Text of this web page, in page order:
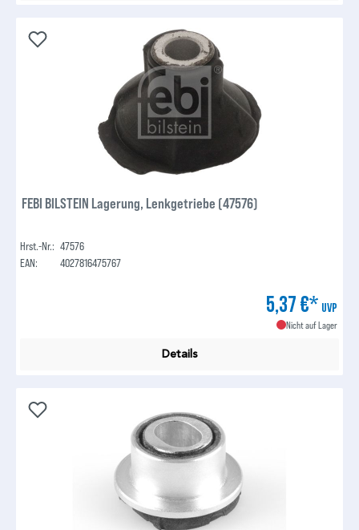
FEBI BILSTEIN Lagerung, Lenkgetriebe (47576)
Hrst.-Nr.: 47576
EAN:
4027816475767
5,37 €* UVP
Nicht auf Lager
Details